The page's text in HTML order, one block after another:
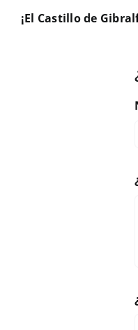
¡El Castillo de